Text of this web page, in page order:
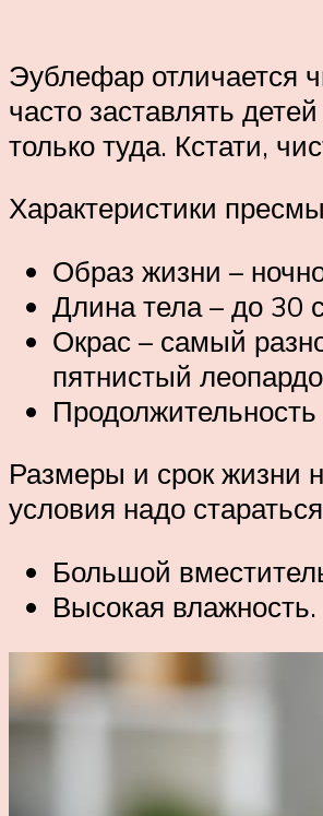
Эублефар отличается
часто заставлять
только туда. Кстати,
Характеристики
Образ жизни –
Длина тела – до 30
Окрас – самый
пятнистый
Размеры и срок жизни
условия надо
Большой
Высокая влажность.